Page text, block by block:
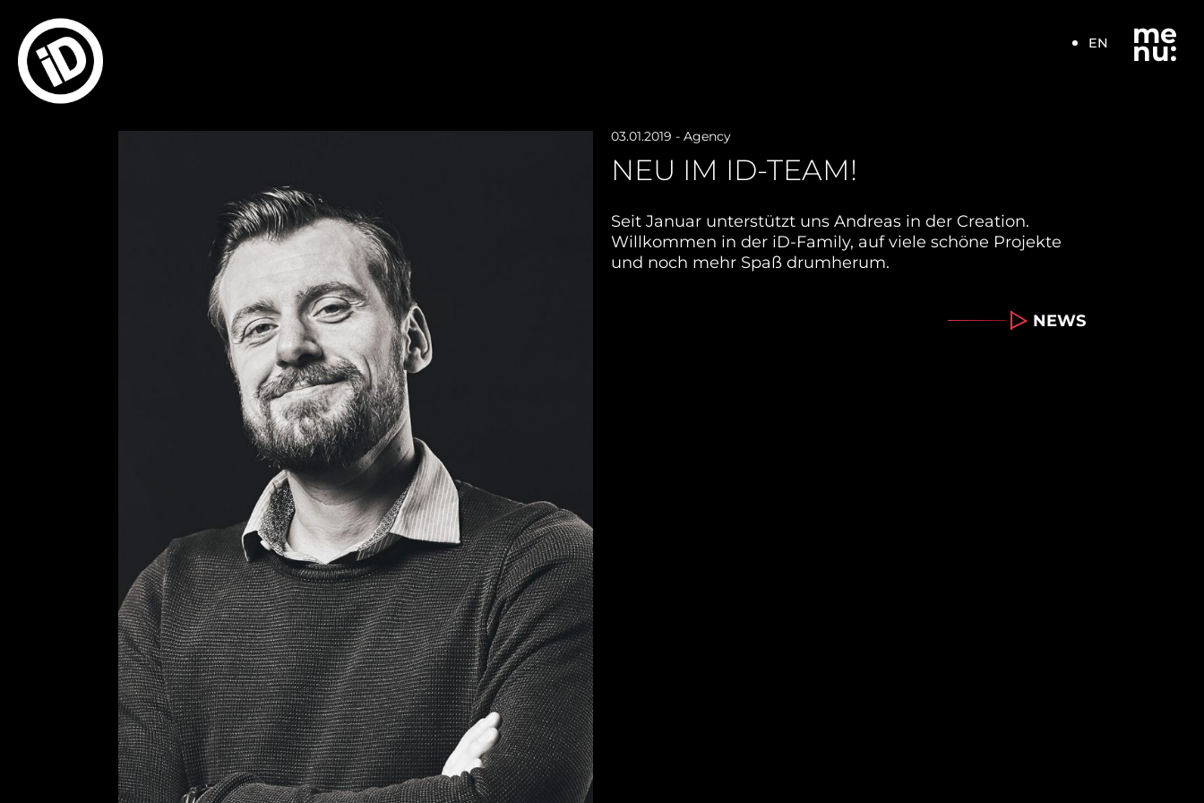
me
nu:
EN
03.01.2019 - Agency
NEU IM ID-TEAM!
Seit Januar unterstützt uns Andreas in der Creation.
Willkommen in der iD-Family, auf viele schöne Projekte
und noch mehr Spaß drumherum.
NEWS